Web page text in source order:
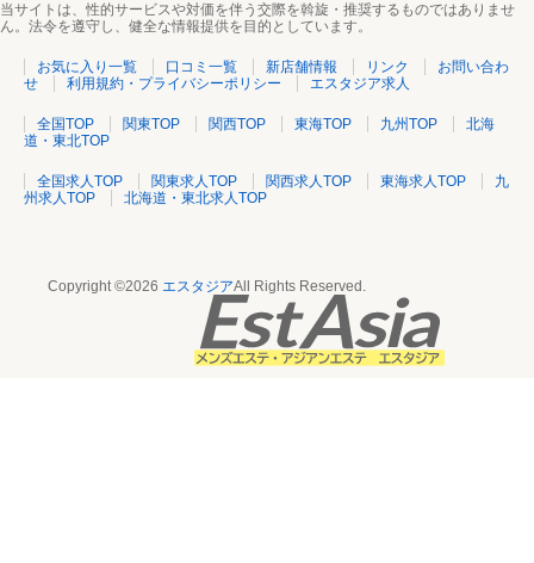
当サイトは、性的サービスや対価を伴う交際を斡旋・推奨するものではありませ
ん。法令を遵守し、健全な情報提供を目的としています。
お気に入り一覧 口コミ一覧 新店舗情報 リンク
お問い合わ
せ
利用規約・プライバシーポリシー エスタジア求人
全国TOP 関東TOP 関西TOP 東海TOP 九州TOP
北海
道・東北TOP
全国求人TOP 関東求人TOP 関西求人TOP 東海求人TOP
九
州求人TOP
北海道・東北求人TOP
Copyright ©2026 エスタジアAll Rights Reserved.